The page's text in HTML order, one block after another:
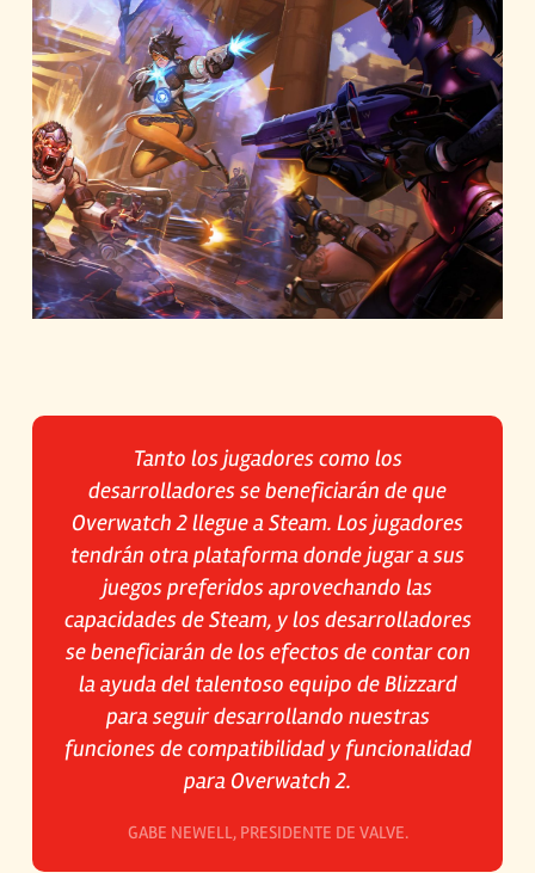
Tanto los jugadores como los
desarrolladores se beneficiarán de que
Overwatch 2 llegue a Steam. Los jugadores
tendrán otra plataforma donde jugar a sus
juegos preferidos aprovechando las
capacidades de Steam, y los desarrolladores
se beneficiarán de los efectos de contar con
la ayuda del talentoso equipo de Blizzard
para seguir desarrollando nuestras
funciones de compatibilidad y funcionalidad
para Overwatch 2.
GABE NEWELL, PRESIDENTE DE VALVE.